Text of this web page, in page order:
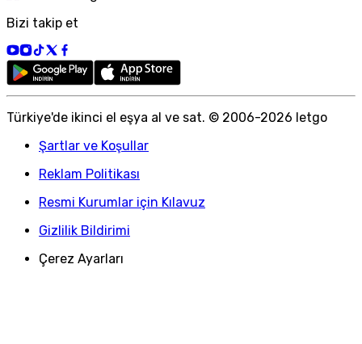
Bizi takip et
Türkiye'de ikinci el eşya al ve sat. © 2006-2026 letgo
Şartlar ve Koşullar
Reklam Politikası
Resmi Kurumlar için Kılavuz
Gizlilik Bildirimi
Çerez Ayarları